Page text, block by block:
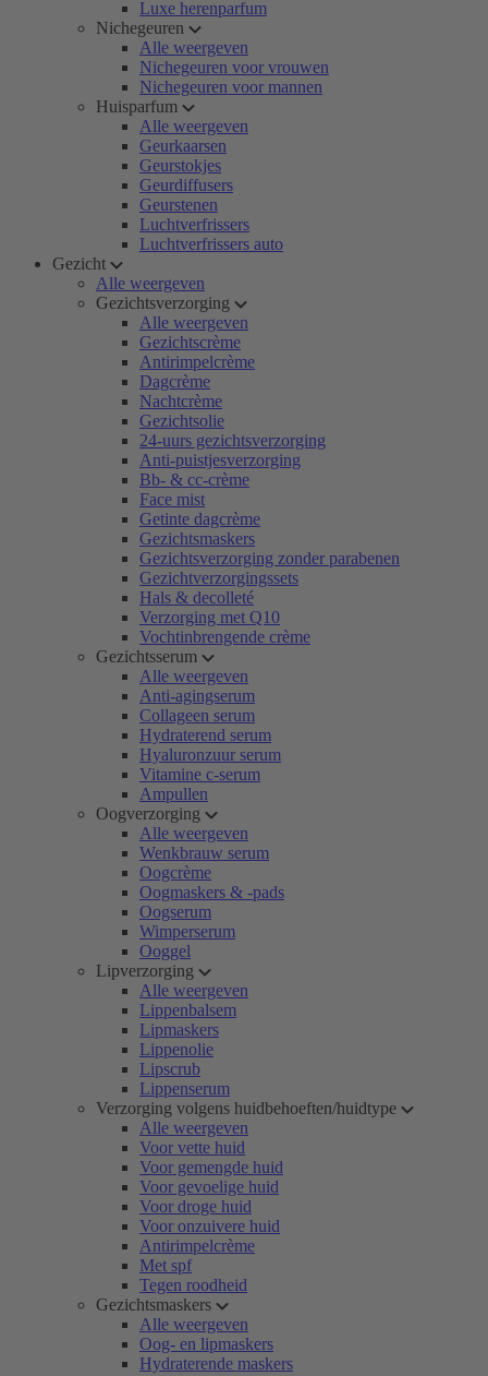
Luxe herenparfum
Nichegeuren
Alle weergeven
Nichegeuren voor vrouwen
Nichegeuren voor mannen
Huisparfum
Alle weergeven
Geurkaarsen
Geurstokjes
Geurdiffusers
Geurstenen
Luchtverfrissers
Luchtverfrissers auto
Gezicht
Alle weergeven
Gezichtsverzorging
Alle weergeven
Gezichtscrème
Antirimpelcrème
Dagcrème
Nachtcrème
Gezichtsolie
24-uurs gezichtsverzorging
Anti-puistjesverzorging
Bb- & cc-crème
Face mist
Getinte dagcrème
Gezichtsmaskers
Gezichtsverzorging zonder parabenen
Gezichtverzorgingssets
Hals & decolleté
Verzorging met Q10
Vochtinbrengende crème
Gezichtsserum
Alle weergeven
Anti-agingserum
Collageen serum
Hydraterend serum
Hyaluronzuur serum
Vitamine c-serum
Ampullen
Oogverzorging
Alle weergeven
Wenkbrauw serum
Oogcrème
Oogmaskers & -pads
Oogserum
Wimperserum
Ooggel
Lipverzorging
Alle weergeven
Lippenbalsem
Lipmaskers
Lippenolie
Lipscrub
Lippenserum
Verzorging volgens huidbehoeften/huidtype
Alle weergeven
Voor vette huid
Voor gemengde huid
Voor gevoelige huid
Voor droge huid
Voor onzuivere huid
Antirimpelcrème
Met spf
Tegen roodheid
Gezichtsmaskers
Alle weergeven
Oog- en lipmaskers
Hydraterende maskers